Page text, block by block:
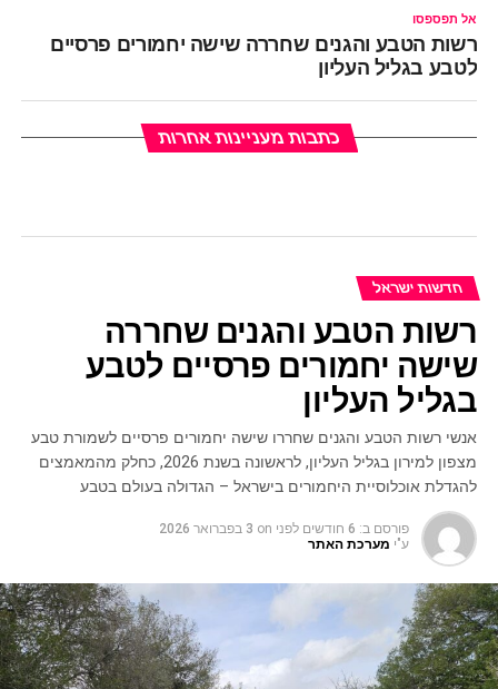
אל תפספסו
רשות הטבע והגנים שחררה שישה יחמורים פרסיים
לטבע בגליל העליון
כתבות מעניינות אחרות
חדשות ישראל
רשות הטבע והגנים שחררה
שישה יחמורים פרסיים לטבע
בגליל העליון
אנשי רשות הטבע והגנים שחררו שישה יחמורים פרסיים לשמורת טבע
מצפון למירון בגליל העליון, לראשונה בשנת 2026, כחלק מהמאמצים
להגדלת אוכלוסיית היחמורים בישראל – הגדולה בעולם בטבע
פורסם ב: 6 חודשים לפני on 3 בפברואר 2026
ע"י מערכת האתר